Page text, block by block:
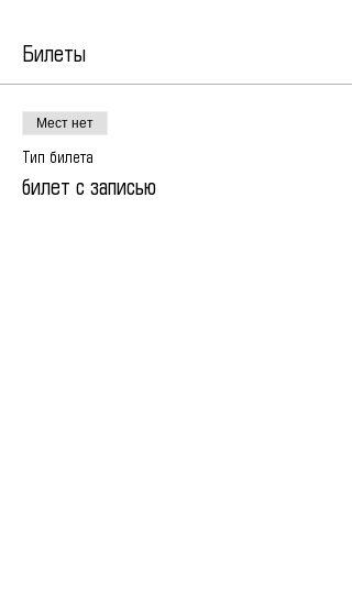
Билеты
Мест нет
Тип билета
билет с записью